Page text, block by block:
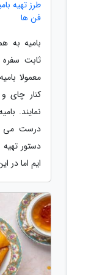
طرز تهیه
فن ها
بامیه به
ثابت سفره
معمولا
کنار چای
نمایند.
درست می
دستور
ایم اما در